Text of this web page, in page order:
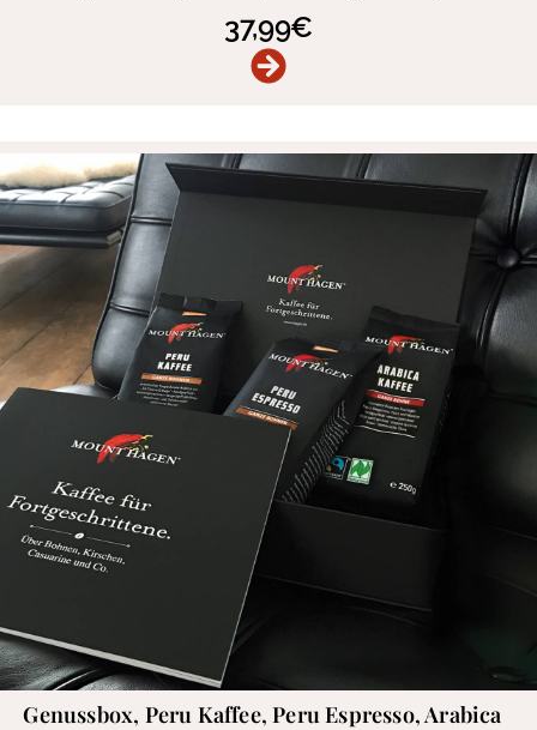
37,99€
Genussbox, Peru Kaffee, Peru Espresso, Arabica